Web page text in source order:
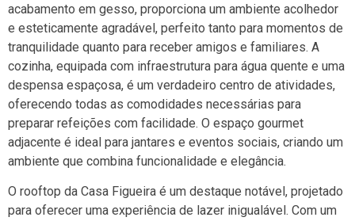
acabamento em gesso, proporciona um ambiente acolhedor
e esteticamente agradável, perfeito tanto para momentos de
tranquilidade quanto para receber amigos e familiares. A
cozinha, equipada com infraestrutura para água quente e uma
despensa espaçosa, é um verdadeiro centro de atividades,
oferecendo todas as comodidades necessárias para
preparar refeições com facilidade. O espaço gourmet
adjacente é ideal para jantares e eventos sociais, criando um
ambiente que combina funcionalidade e elegância.
O rooftop da Casa Figueira é um destaque notável, projetado
para oferecer uma experiência de lazer inigualável. Com um